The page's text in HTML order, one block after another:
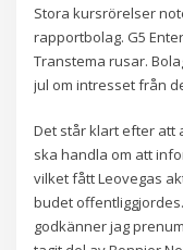
Stora kursrörelser
rapportbolag. G5
Transtema rusar.
jul om intresset från
Det står klart efter att
ska handla om att
vilket fått Leovegas
budet
godkänner jag